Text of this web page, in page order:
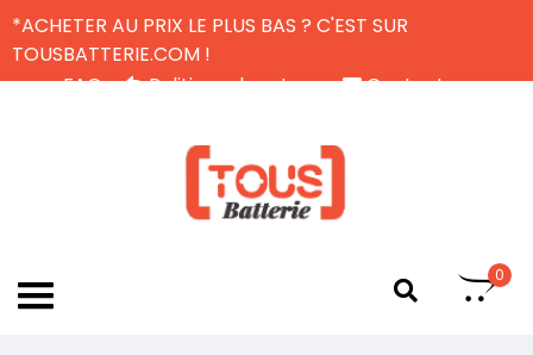
*ACHETER AU PRIX LE PLUS BAS ? C'EST SUR
TOUSBATTERIE.COM !
FAQ
Politique de retour
Contactez-nous
0